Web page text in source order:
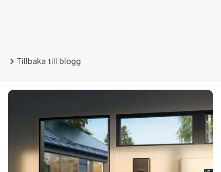
Tillbaka till blogg